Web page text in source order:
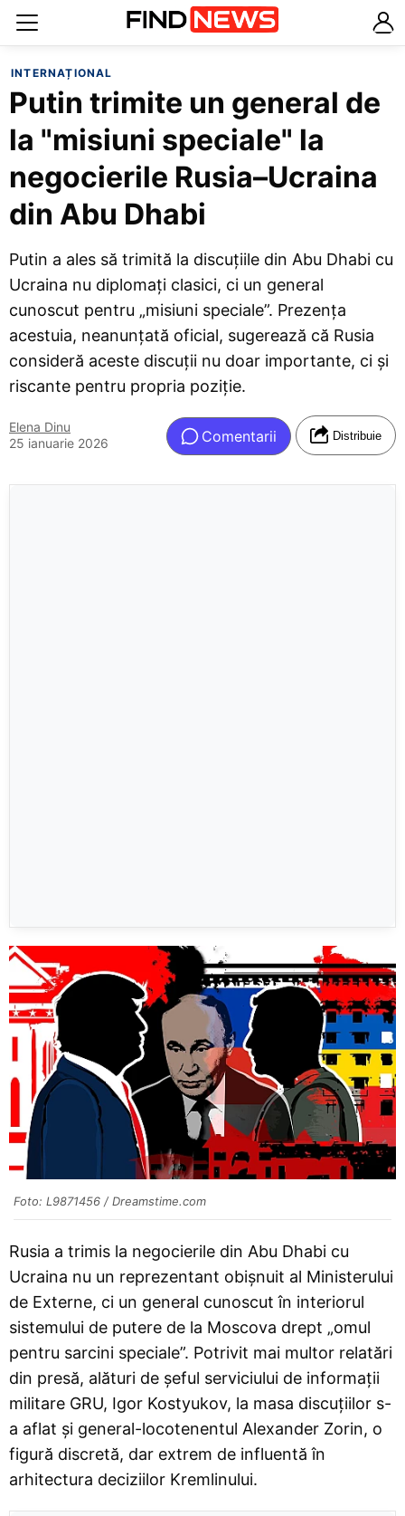
INTERNAȚIONAL
Putin trimite un general de
la "misiuni speciale" la
negocierile Rusia–Ucraina
din Abu Dhabi
Putin a ales să trimită la discuțiile din Abu Dhabi cu
Ucraina nu diplomați clasici, ci un general
cunoscut pentru „misiuni speciale”. Prezența
acestuia, neanunțată oficial, sugerează că Rusia
consideră aceste discuții nu doar importante, ci și
riscante pentru propria poziție.
Elena Dinu
25 ianuarie 2026
Comentarii Distribuie
Foto: L9871456 / Dreamstime.com
Rusia a trimis la negocierile din Abu Dhabi cu
Ucraina nu un reprezentant obișnuit al Ministerului
de Externe, ci un general cunoscut în interiorul
sistemului de putere de la Moscova drept „omul
pentru sarcini speciale”. Potrivit mai multor relatări
din presă, alături de șeful serviciului de informații
militare GRU, Igor Kostyukov, la masa discuțiilor s-
a aflat și general-locotenentul Alexander Zorin, o
figură discretă, dar extrem de influentă în
arhitectura deciziilor Kremlinului.